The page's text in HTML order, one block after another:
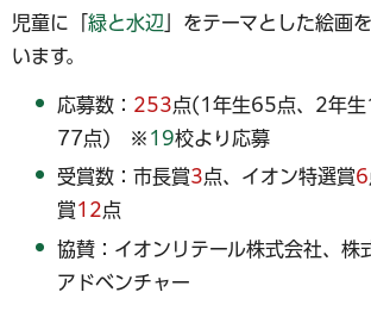
児童に「 緑と水辺 」をテーマとした絵画
います。
応募数： 253点(1年生65点、2年
77点) ※ 19校より応募
受賞数：市長賞3点、イオン特選賞6
賞12点
協賛：イオンリテール株式会社、株
アドベンチャー